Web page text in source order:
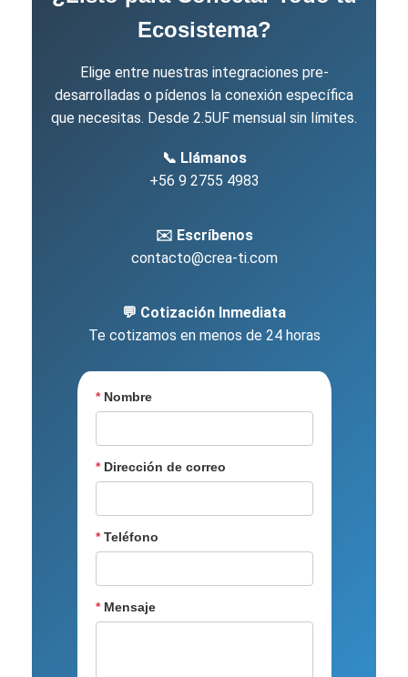
Ecosistema?
Elige entre nuestras integraciones pre-
desarrolladas o pídenos la conexión específica
que necesitas. Desde 2.5UF mensual sin límites.
📞 Llámanos
+56 9 2755 4983
✉️ Escríbenos
contacto@crea-ti.com
💬 Cotización Inmediata
Te cotizamos en menos de 24 horas